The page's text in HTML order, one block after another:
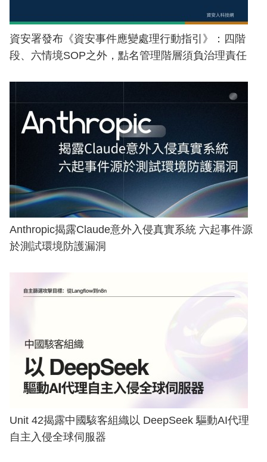
資安署發布《資安事件應變處理行動指引》：四階
段、六情境SOP之外，點名管理階層須負治理責任
Anthropic揭露Claude意外入侵真實系統 六起事件源
於測試環境防護漏洞
Unit 42揭露中國駭客組織以 DeepSeek 驅動AI代理
自主入侵全球伺服器